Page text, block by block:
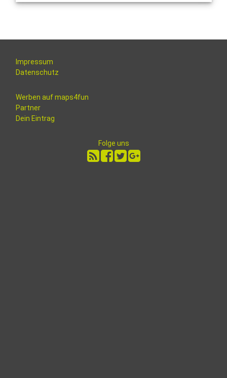
Impressum
Datenschutz
Werben auf maps4fun
Partner
Dein Eintrag
Folge uns